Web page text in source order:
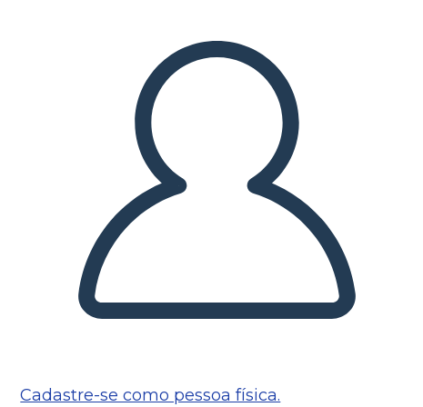
Cadastre-se como pessoa física.